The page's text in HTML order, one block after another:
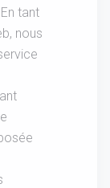
tant
nous